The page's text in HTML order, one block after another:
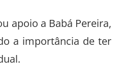
apoio a Babá Pereira,
a importância de ter